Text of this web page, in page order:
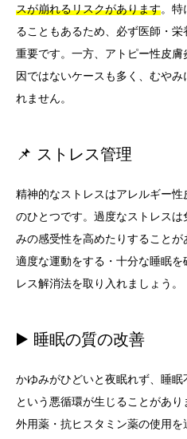
スが崩れるリスクがあります。特
ることもあるため、必ず医師・
重要です。一方、アトピー性皮
因ではないケースも多く、むや
れません。
📌 ストレス管理
精神的なストレスはアレルギー
のひとつです。過度なストレス
みの感受性を高めたりすることが
適度な運動をする・十分な睡眠
レス解消法を取り入れましょう。
▶️ 睡眠の質の改善
かゆみがひどいと夜眠れず、睡
という悪循環が生じることがあ
外用薬・抗ヒスタミン薬の使用